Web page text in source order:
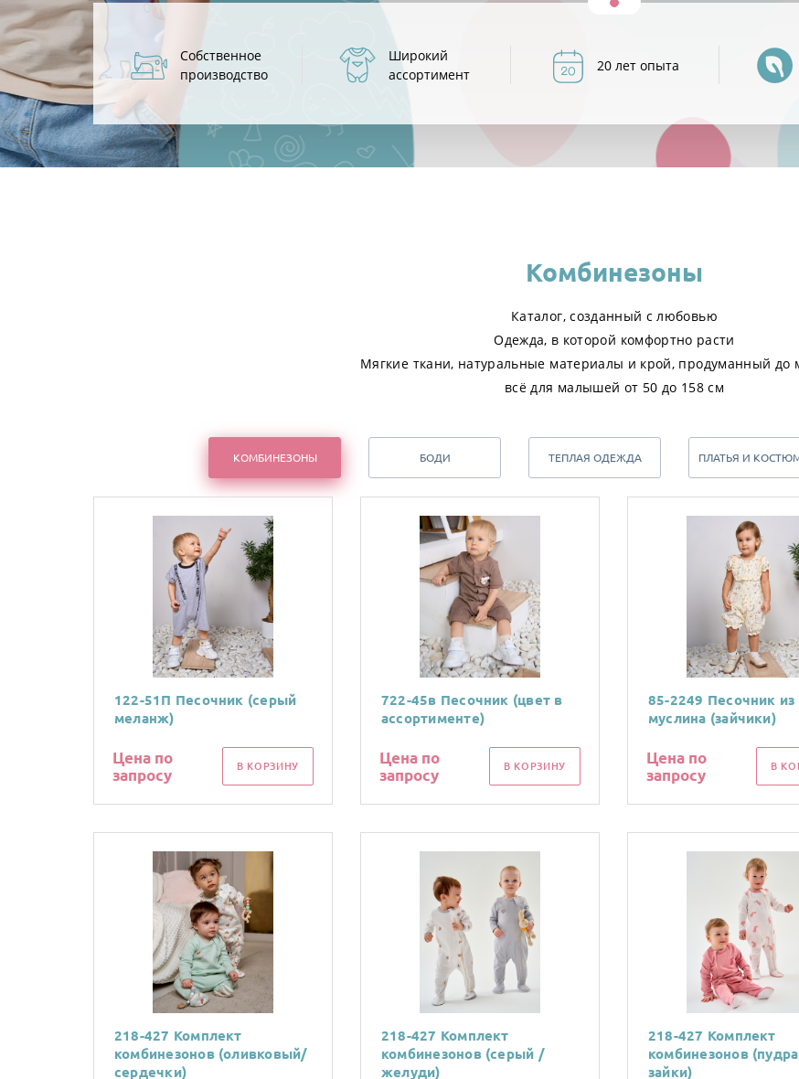
Собственное
производство
Широкий
ассортимент
20 лет опыта
Комбинезоны
Каталог, созданный с любовью
Одежда, в которой комфортно расти
Мягкие ткани, натуральные материалы и крой, продуманный
всё для малышей от 50 до 158 см
КОМБИНЕЗОНЫ БОДИ ТЕПЛАЯ ОДЕЖДА ПЛАТЬЯ И
122-51П Песочник (серый
меланж)
Цена по
запросу
В КОРЗИНУ
722-45в Песочник (цвет в
ассортименте)
Цена по
запросу
В КОРЗИНУ
85-2249 Песочник из
муслина (зайчики)
Цена по
запросу
В
218-427 Комплект
комбинезонов (оливковый/
сердечки)
218-427 Комплект
комбинезонов (серый /
желуди)
218-427 Комплект
комбинезонов
зайки)